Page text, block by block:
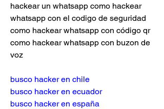
hackear un whatsapp como hackear
whatsapp con el codigo de seguridad
como hackear whatsapp con código qr
como hackear whatsapp con buzon de
voz
busco hacker en chile
busco hacker en ecuador
busco hacker en españa